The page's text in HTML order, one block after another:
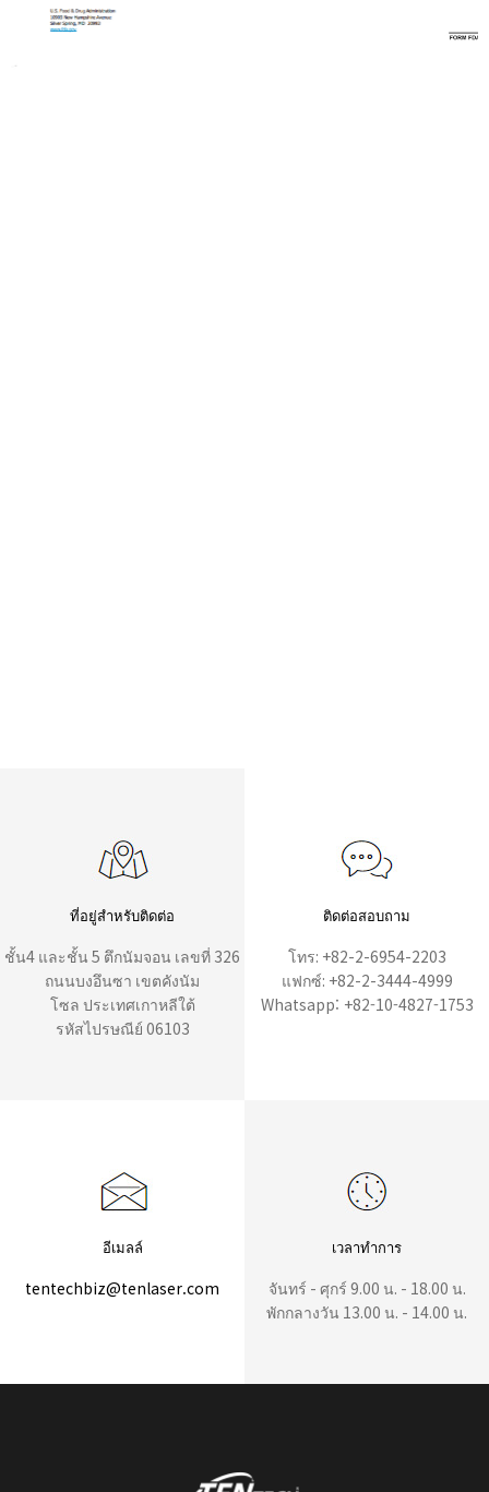
ที่อยู่สำหรับติดต่อ
ชั้น4 และชั้น 5 ตึกนัมจอน เลขที่ 326
ถนนบงอึนซา เขตคังนัม
โซล ประเทศเกาหลีใต้
รหัสไปรษณีย์ 06103
ติดต่อสอบถาม
โทร: +82-2-6954-2203
แฟกซ์: +82-2-3444-4999
Whatsapp: +82-10-4827-1753
อีเมลล์
tentechbiz@tenlaser.com
เวลาทำการ
จันทร์ - ศุกร์ 9.00 น. - 18.00 น.
พักกลางวัน 13.00 น. - 14.00 น.